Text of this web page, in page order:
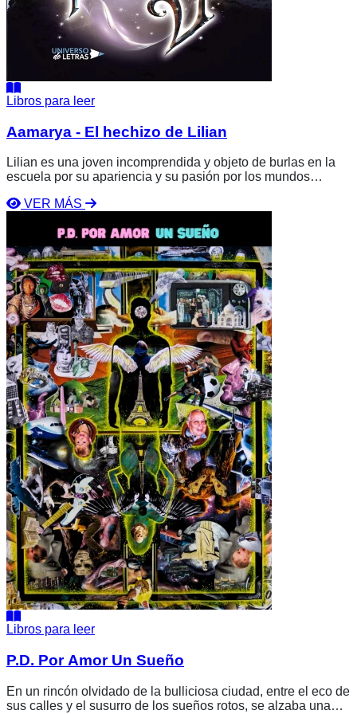
Libros para leer
Aamarya - El hechizo de Lilian
Lilian es una joven incomprendida y objeto de burlas en la
escuela por su apariencia y su pasión por los mundos
una pantomima mágica que provoca un evento sobrenatural:
abismo. Aparece a bordo de un barco mágico que la llevará
a un reino místico, un lugar legendario que necesita de su
valentía.
VER MÁS
P.D.
Por
Amor
Un
Sueño
Libros para leer
P.D. Por Amor Un Sueño
En un rincón olvidado de la bulliciosa ciudad, entre el eco de
sus calles y el susurro de los sueños rotos, se alzaba una